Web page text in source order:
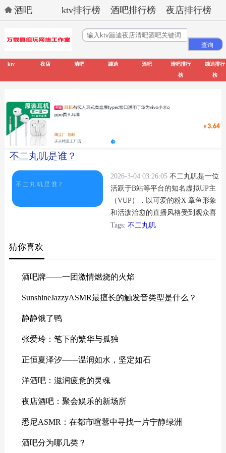
酒吧 ktv排行榜 酒吧排行榜 夜店排行榜
ktv 夜店 清吧 蹦迪 酒吧
清吧排行
榜
蹦迪排行
榜
不二丸叽是谁？
2026-3-04 03:26:05 不二丸叽是一位
活跃于B站等平台的知名虚拟UP主
（VUP），以可爱的粉X 章鱼形象
和活泼治愈的直播风格受到观众喜
爱，擅长游戏实况、杂谈和才艺展
Tags: 不二丸叽
猜你喜欢
酒吧牌——一团激情燃烧的火焰
SunshineJazzyASMR最擅长的触发音类型是什么？
静静饿了鸭
张爱玲：笔下的繁华与孤独
正恒夏泽汐——温润如水，坚定如石
洋酒吧：滋润疲惫的灵魂
夜店酒吧：聚会娱乐的新场所
悉尼ASMR：在都市喧嚣中寻找一片宁静绿洲
酒吧分为哪几类？